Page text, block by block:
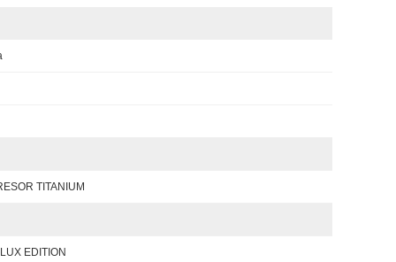
TITANIUM
EDITION